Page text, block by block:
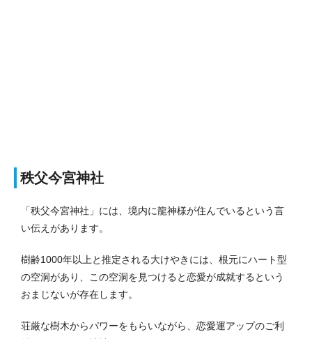
秩父今宮神社
「秩父今宮神社」には、境内に龍神様が住んでいるという言
い伝えがあります。
樹齢1000年以上と推定される大けやきには、根元にハート型
の空洞があり、この空洞を見つけると恋愛が成就するという
おまじないが存在します。
荘厳な樹木からパワーをもらいながら、恋愛運アップのご利